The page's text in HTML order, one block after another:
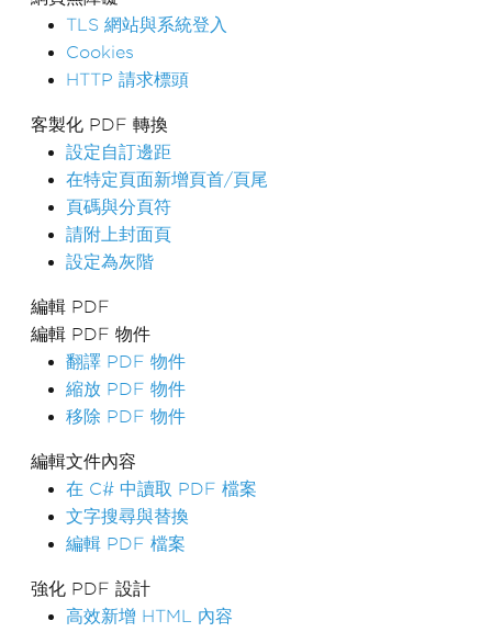
TLS 網站與系統登入
Cookies
HTTP 請求標頭
客製化 PDF 轉換
設定自訂邊距
在特定頁面新增頁首/頁尾
頁碼與分頁符
請附上封面頁
設定為灰階
編輯 PDF
編輯 PDF 物件
翻譯 PDF 物件
縮放 PDF 物件
移除 PDF 物件
編輯文件內容
在 C# 中讀取 PDF 檔案
文字搜尋與替換
編輯 PDF 檔案
強化 PDF 設計
高效新增 HTML 內容